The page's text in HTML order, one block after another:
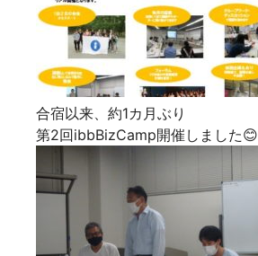
合宿以来、約1カ月ぶり
第2回ibbBizCamp開催しました😊